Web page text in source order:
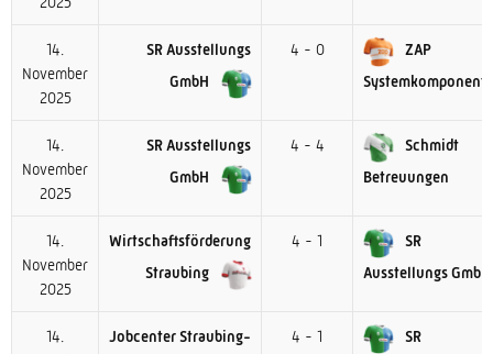
14.
November
2025
SR Ausstellungs
GmbH
4 - 0
ZAP
14.
November
2025
SR Ausstellungs
GmbH
4 - 4
Schmidt
Betreuungen
14.
November
2025
Wirtschaftsförderung
Straubing
4 - 1
SR
Ausstellungs GmbH
14.
Jobcenter Straubing-
4 - 1
SR